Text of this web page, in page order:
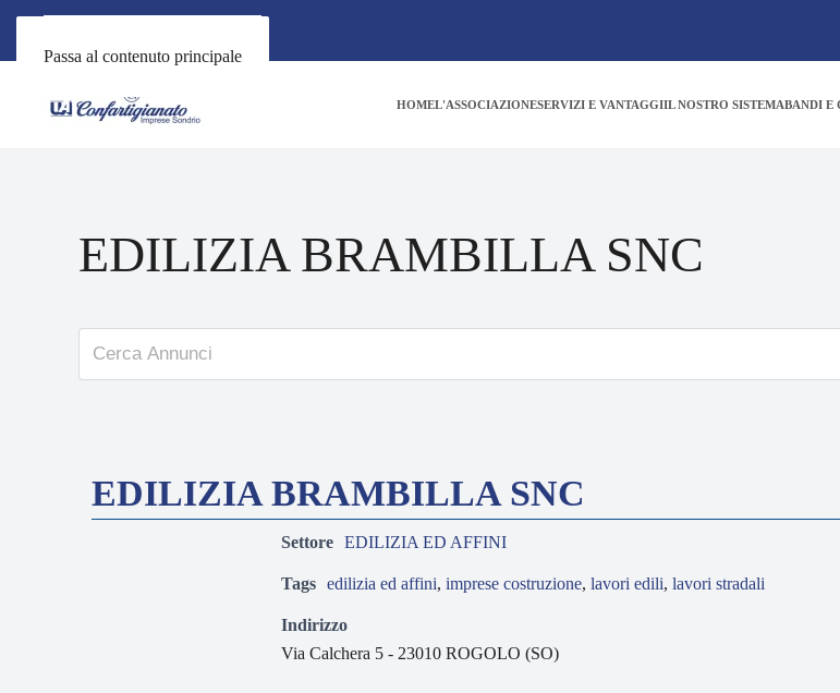
Passa al contenuto principale
HOMEL'ASSOCIAZIONESERVIZI E VANTAGGIIL NOSTRO SISTEMABANDI E
EDILIZIA BRAMBILLA SNC
EDILIZIA BRAMBILLA SNC
Settore EDILIZIA ED AFFINI
Tags edilizia ed affini, imprese costruzione, lavori edili, lavori stradali
Indirizzo
Via Calchera 5 - 23010 ROGOLO (SO)